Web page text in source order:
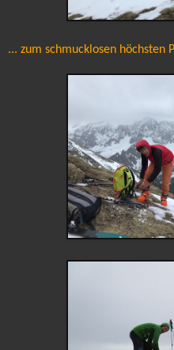
... zum schmucklosen höchsten